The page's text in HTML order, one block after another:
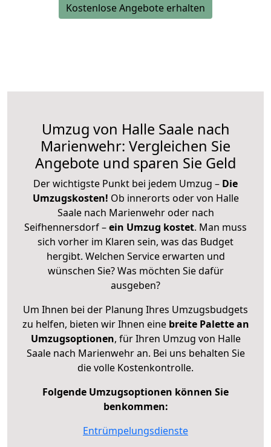
Kostenlose Angebote erhalten
Umzug von Halle Saale nach
Marienwehr: Vergleichen Sie
Angebote und sparen Sie Geld
Der wichtigste Punkt bei jedem Umzug – Die
Umzugskosten! Ob innerorts oder von Halle
Saale nach Marienwehr oder nach
Seifhennersdorf –ein Umzug kostet. Man muss
sich vorher im Klaren sein, was das Budget
hergibt. Welchen Service erwarten und
wünschen Sie? Was möchten Sie dafür
ausgeben?
Um Ihnen bei der Planung Ihres Umzugsbudgets
zu helfen, bieten wir Ihnen eine breite Palette an
Umzugsoptionen, für Ihren Umzug von Halle
Saale nach Marienwehr an. Bei uns behalten Sie
die volle Kostenkontrolle.
Folgende Umzugsoptionen können Sie
benkommen:
Entrümpelungsdienste